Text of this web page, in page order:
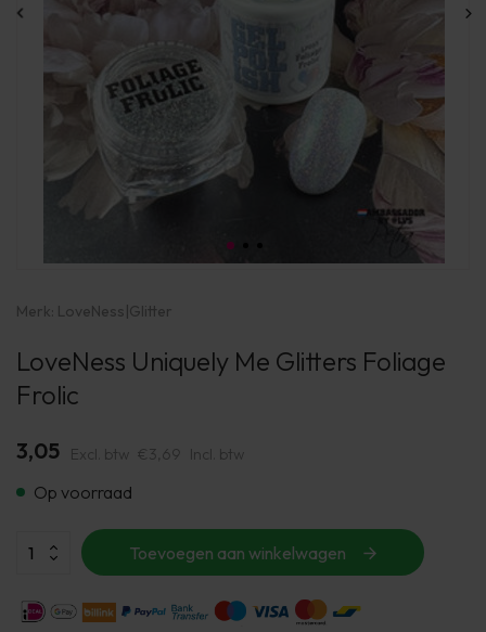
Merk: LoveNess|Glitter
LoveNess Uniquely Me Glitters Foliage
Frolic
3,05 Excl. btw €3,69 Incl. btw
Op voorraad
Toevoegen aan winkelwagen